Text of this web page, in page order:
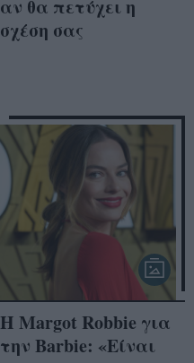
αν θα πετύχει η
σχέση σας
Η Margot Robbie για
την Barbie: «Είναι